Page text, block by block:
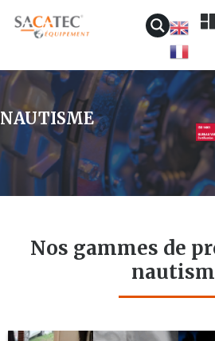
NAUTISME
Nos gammes de